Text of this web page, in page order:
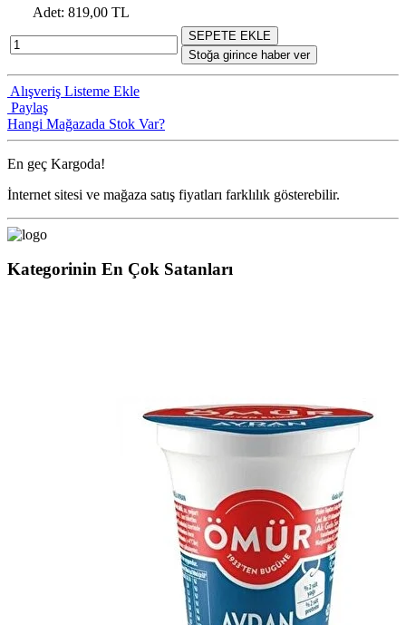
Adet: 819,00 TL
SEPETE EKLE
Stoğa girince haber ver
Alışveriş Listeme Ekle
Paylaş
Hangi Mağazada Stok Var?
En geç Kargoda!
İnternet sitesi ve mağaza satış fiyatları farklılık gösterebilir.
Kategorinin En Çok Satanları